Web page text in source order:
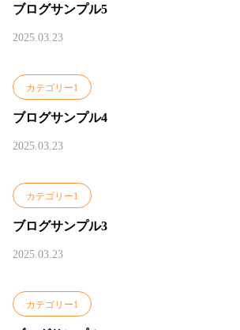
ブログサンプル5
2025.03.23
カテゴリー1
ブログサンプル4
2025.03.23
カテゴリー1
ブログサンプル3
2025.03.23
カテゴリー1